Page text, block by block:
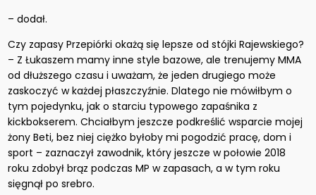
– dodał.
Czy zapasy Przepiórki okażą się lepsze od stójki Rajewskiego?
– Z Łukaszem mamy inne style bazowe, ale trenujemy MMA
od dłuższego czasu i uważam, że jeden drugiego może
zaskoczyć w każdej płaszczyźnie. Dlatego nie mówiłbym o
tym pojedynku, jak o starciu typowego zapaśnika z
kickbokserem. Chciałbym jeszcze podkreślić wsparcie mojej
żony Beti, bez niej ciężko byłoby mi pogodzić pracę, dom i
sport – zaznaczył zawodnik, który jeszcze w połowie 2018
roku zdobył brąz podczas MP w zapasach, a w tym roku
sięgnął po srebro.